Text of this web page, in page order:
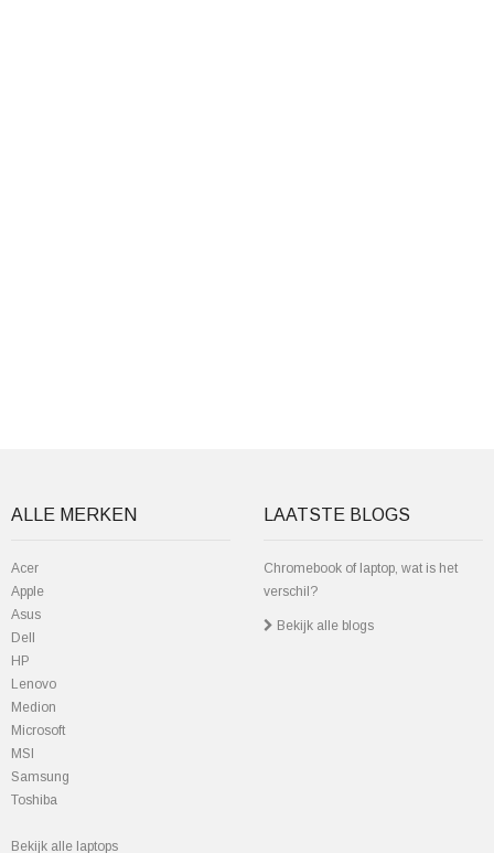
ALLE MERKEN
Acer
Apple
Asus
Dell
HP
Lenovo
Medion
Microsoft
MSI
Samsung
Toshiba
Bekijk alle laptops
LAATSTE BLOGS
Chromebook of laptop, wat is het
verschil?
Bekijk alle blogs